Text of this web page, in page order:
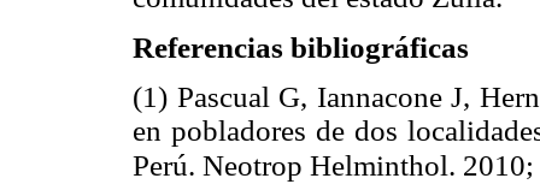
Referencias bibliográficas
(1) Pascual G, Iannacone J,
en pobladores de dos
Perú. Neotrop Helminthol.